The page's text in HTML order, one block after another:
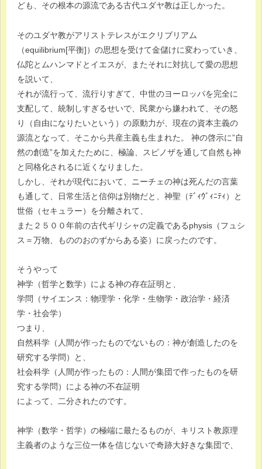
ども、その根本の源流である古代ユダヤ教は正しかった。
そのユダヤ教がアリストテレスがエクリブリアム
（equilibrium[平衡]）の思想を受けて金儲けに変わっていき、
仏陀とムハンマドとイエスが、またそれに対抗して愛の思想
を説いて、
それが流行って、流行りすぎて、中世のヨーロッパを完全に
支配して、統制しすぎるせいで、民衆から嫌われて、その怒
り（自由になりたいという）の原動力が、現在の資本主義の
源流となって、そこから共産主義も生まれた。 神の啓示に”自
然の創造”を加えたために、極論、スピノザを通して自然も神
と同格化されるに近くなりました。
しかし、それが現代において、ニーチェの神は死んだの言葉
も通して、日常生活と信仰は別物だと、神聖（ﾃﾞｨｳﾞｨﾆﾃｨ）と
世俗（セキュラー）を分離されて、
また２５００年前の古代ギリシャの定義であるphysis（フュシ
ス＝万物、もののおのずからある姿）に戻ったのです。
そうやって
神学（哲学と数学）による神の存在証明と、
学問（サイエンス：物理学・化学・生物学・政治学・経済
学・社会学）
つまり、
自然科学（人間が作ったものでないもの：神が創造したのを
研究する学問）と、
社会科学（人間が作ったもの：人間が集団で作ったものを研
究する学問）による神の不在証明
によって、二分されたのです。
神学（数学・哲学）の極端に最たるものが、キリスト教原理
主義者のような三位一体を信じないで奇跡大好きな集団で、